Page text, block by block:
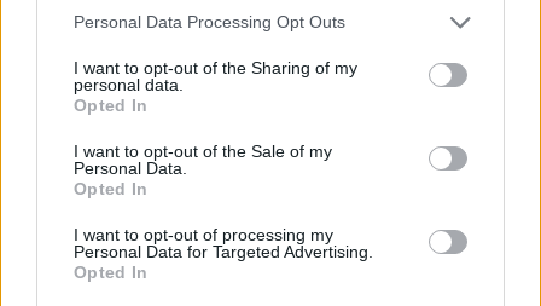
Please note that this website/app uses one or more Google
not limited to your visit or usage behaviour. You may click to
grant or deny consent to Google and its third-party tags to
use your data for below specified purposes in below Google
consent section.
Personal Data Processing Opt Outs
I want to opt-out of the Sharing of my
personal data.
Opted In
I want to opt-out of the Sale of my
Personal Data.
Opted In
I want to opt-out of processing my
Personal Data for Targeted Advertising.
Opted In